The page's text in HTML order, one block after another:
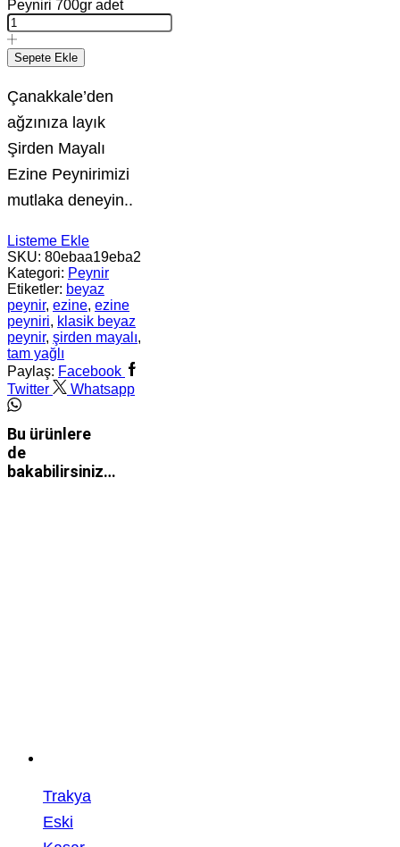
Peyniri 700gr adet
Sepete Ekle
Çanakkale’den
ağzınıza layık
Şirden Mayalı
Ezine Peynirimizi
mutlaka deneyin..
Listeme Ekle
SKU: 80ebaa19eba2
Kategori: Peynir
Etiketler: beyaz
peynir, ezine, ezine
peyniri, klasik beyaz
peynir, şirden mayalı,
tam yağlı
Paylaş: Facebook
Twitter
Whatsapp
Bu ürünlere
de
bakabilirsiniz…
Trakya
Eski